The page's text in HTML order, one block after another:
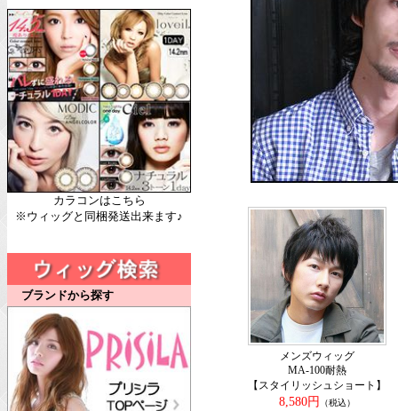
カラコンはこちら
※ウィッグと同梱発送出来ます♪
ブランドから探す
メンズウィッグ
MA-100耐熱
【スタイリッシュショート】
8,580円
（税込）